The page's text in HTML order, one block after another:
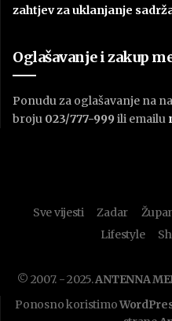
zahtjev za uklanjanje
Oglašavanje i zakup
Ponudu za oglašavanje na
broju 023/777-999 ili emailu
Sve vijesti Zadar
Lifestyle
© 2007. - 2025.ANTENNA
Ponosno koristimo